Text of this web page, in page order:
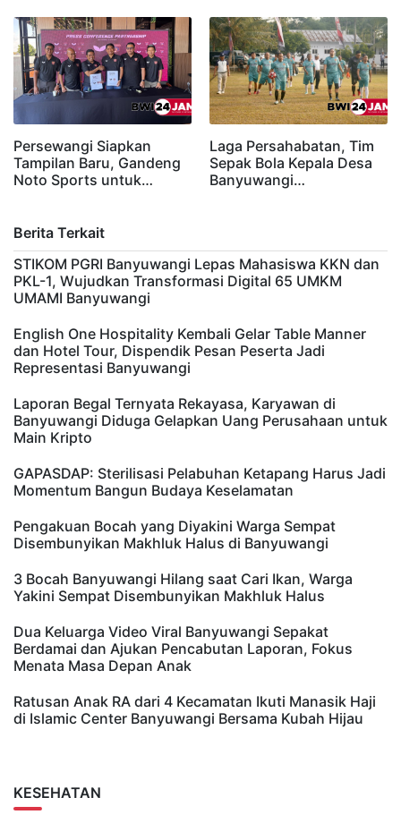
Persewangi Siapkan
Tampilan Baru, Gandeng
Noto Sports untuk…
Laga Persahabatan, Tim
Sepak Bola Kepala Desa
Banyuwangi…
Berita Terkait
STIKOM PGRI Banyuwangi Lepas Mahasiswa KKN dan
PKL-1, Wujudkan Transformasi Digital 65 UMKM
UMAMI Banyuwangi
English One Hospitality Kembali Gelar Table Manner
dan Hotel Tour, Dispendik Pesan Peserta Jadi
Representasi Banyuwangi
Laporan Begal Ternyata Rekayasa, Karyawan di
Banyuwangi Diduga Gelapkan Uang Perusahaan untuk
Main Kripto
GAPASDAP: Sterilisasi Pelabuhan Ketapang Harus Jadi
Momentum Bangun Budaya Keselamatan
Pengakuan Bocah yang Diyakini Warga Sempat
Disembunyikan Makhluk Halus di Banyuwangi
3 Bocah Banyuwangi Hilang saat Cari Ikan, Warga
Yakini Sempat Disembunyikan Makhluk Halus
Dua Keluarga Video Viral Banyuwangi Sepakat
Berdamai dan Ajukan Pencabutan Laporan, Fokus
Menata Masa Depan Anak
Ratusan Anak RA dari 4 Kecamatan Ikuti Manasik Haji
di Islamic Center Banyuwangi Bersama Kubah Hijau
KESEHATAN